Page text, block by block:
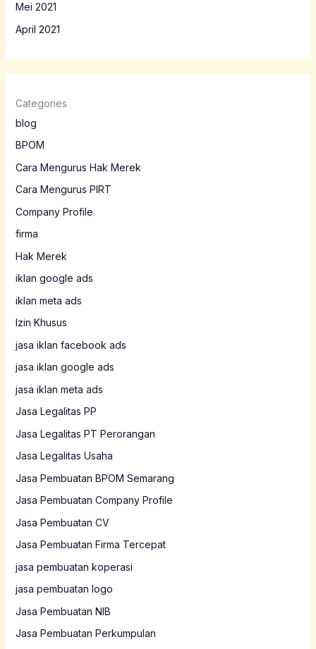
Mei 2021
April 2021
Categories
blog
BPOM
Cara Mengurus Hak Merek
Cara Mengurus PIRT
Company Profile
firma
Hak Merek
iklan google ads
iklan meta ads
Izin Khusus
jasa iklan facebook ads
jasa iklan google ads
jasa iklan meta ads
Jasa Legalitas PP
Jasa Legalitas PT Perorangan
Jasa Legalitas Usaha
Jasa Pembuatan BPOM Semarang
Jasa Pembuatan Company Profile
Jasa Pembuatan CV
Jasa Pembuatan Firma Tercepat
jasa pembuatan koperasi
jasa pembuatan logo
Jasa Pembuatan NIB
Jasa Pembuatan Perkumpulan